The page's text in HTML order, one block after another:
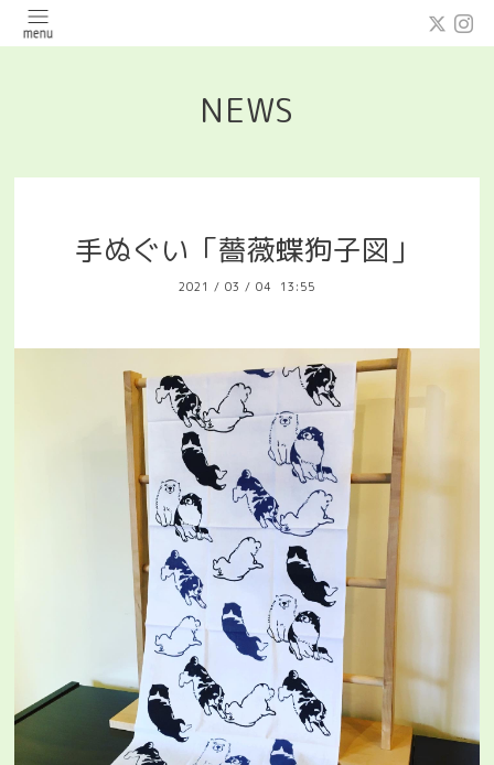
NEWS
手ぬぐい「薔薇蝶狗子図」
2021 / 03 / 04 13:55